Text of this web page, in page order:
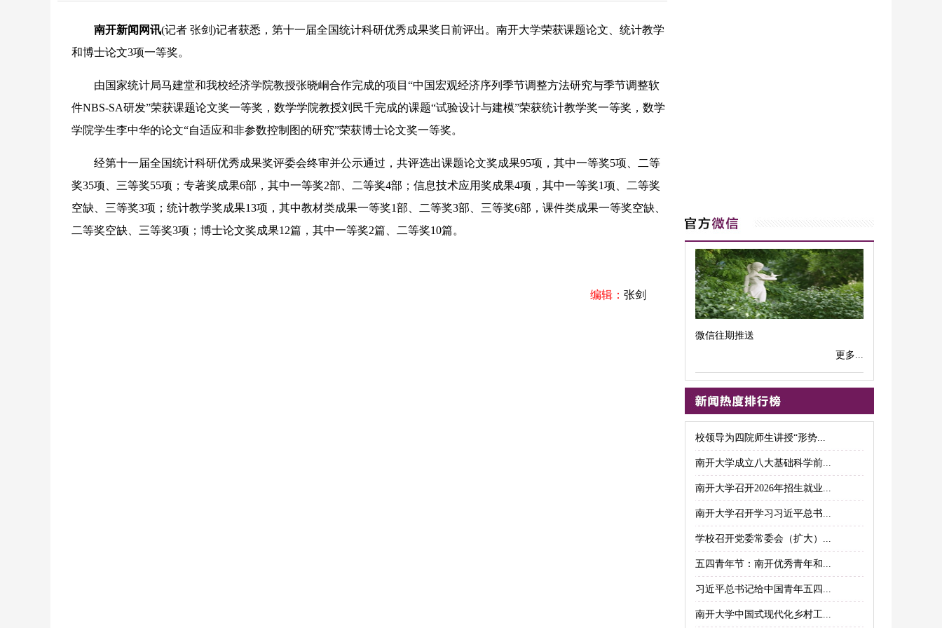
南开新闻网讯(记者 张剑)记者获悉，第十一届全国统计科研优秀成果奖日前评出。南开大学荣获课题论文、统计教学
和博士论文3项一等奖。
由国家统计局马建堂和我校经济学院教授张晓峒合作完成的项目“中国宏观经济序列季节调整方法研究与季节调整软
件NBS-SA研发”荣获课题论文奖一等奖，数学学院教授刘民千完成的课题“试验设计与建模”荣获统计教学奖一等奖，数学
学院学生李中华的论文“自适应和非参数控制图的研究”荣获博士论文奖一等奖。
经第十一届全国统计科研优秀成果奖评委会终审并公示通过，共评选出课题论文奖成果95项，其中一等奖5项、二等
奖35项、三等奖55项；专著奖成果6部，其中一等奖2部、二等奖4部；信息技术应用奖成果4项，其中一等奖1项、二等奖
空缺、三等奖3项；统计教学奖成果13项，其中教材类成果一等奖1部、二等奖3部、三等奖6部，课件类成果一等奖空缺、
二等奖空缺、三等奖3项；博士论文奖成果12篇，其中一等奖2篇、二等奖10篇。
编辑： 张剑
微信往期推送
更多...
校领导为四院师生讲授“形势...
南开大学成立八大基础科学前...
南开大学召开2026年招生就业...
南开大学召开学习习近平总书...
学校召开党委常委会（扩大）...
五四青年节：南开优秀青年和...
习近平总书记给中国青年五四...
南开大学中国式现代化乡村工...